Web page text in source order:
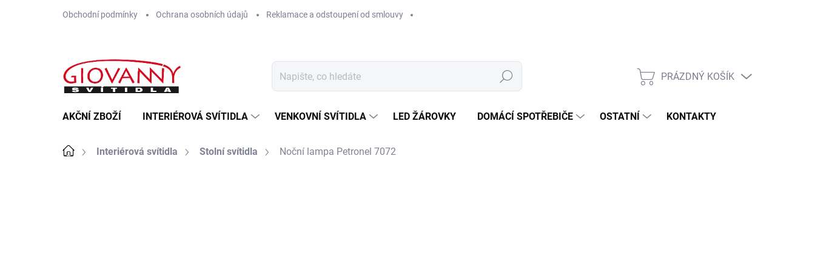
Obchodní podmínky Ochrana osobních údajů Reklamace a odstoupení od smlouvy
Hledat
NÁKUPNÍ
PRÁZDNÝ KOŠÍK
AKČNÍ ZBOŽÍ INTERIÉROVÁ SVÍTIDLA VENKOVNÍ SVÍTIDLA LED ŽÁROVKY DOMÁCÍ SPOTŘEBIČE OSTATNÍ KONTAKTY
DomůInteriérová svítidla Stolní svítidla Noční lampa Petronel 7072